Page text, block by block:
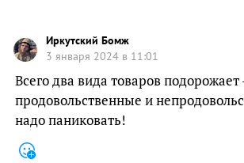
Иркутский Бомж
3 января 2024 в 11:01
Всего два вида товаров подорожает
продовольственные и
надо паниковать!